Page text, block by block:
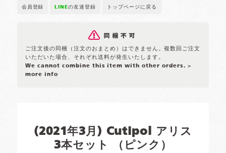
会員登録 LINEの友達登録 トップページに戻る
ご注文後の同梱（注文のおまとめ）はできません。複数回ご注文
いただいた場合、それぞれ送料が発生いたします。
We cannot combine this item with other orders. >
more info
(2021年3月) Cutipol アリス
3本セット （ピンク）